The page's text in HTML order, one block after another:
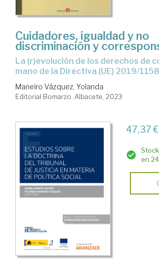
Cuidadores, igualdad y no
discriminación y
la (r)evolución de los derechos de conciliación de la
mano de la Directiva (UE) 2019/1158
Maneiro Vázquez, Yolanda
Editorial Bomarzo. Albacete, 2023
47,37 €
en